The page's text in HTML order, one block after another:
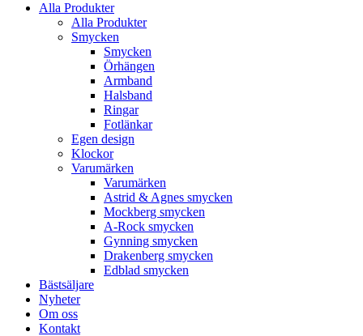
Alla Produkter
Alla Produkter
Smycken
Smycken
Örhängen
Armband
Halsband
Ringar
Fotlänkar
Egen design
Klockor
Varumärken
Varumärken
Astrid & Agnes smycken
Mockberg smycken
A-Rock smycken
Gynning smycken
Drakenberg smycken
Edblad smycken
Bästsäljare
Nyheter
Om oss
Kontakt